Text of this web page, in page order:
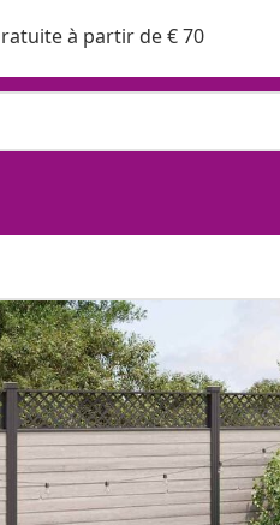
à partir de € 70